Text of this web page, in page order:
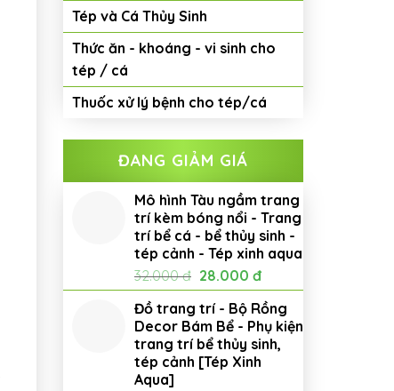
Tép và Cá Thủy Sinh
Thức ăn - khoáng - vi sinh cho
tép / cá
Thuốc xử lý bệnh cho tép/cá
ĐANG GIẢM GIÁ
Mô hình Tàu ngầm trang
trí kèm bóng nổi - Trang
trí bể cá - bể thủy sinh -
tép cảnh - Tép xinh aqua
32.000đ Giá
gốc
là:
32.000 đ.
28.000 đGiá
hiện
tại
là:
28.000 đ.
Đồ trang trí - Bộ Rồng
Decor Bám Bể - Phụ kiện
trang trí bể thủy sinh,
tép cảnh [Tép Xinh
Aqua]